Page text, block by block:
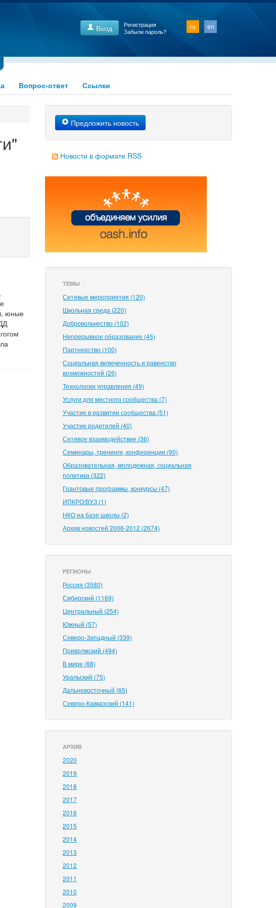
ru en
Вход
Регистрация
Забыли пароль?
Вопрос-ответ Ссылки
юные
Предложить новость
Новости в формате RSS
ТЕМЫ
Сетевые мероприятия (120)
Школьная среда (220)
Добровольчество (102)
Непрерывное образование (45)
Партнерство (100)
Социальная включенность и равенство
возможностей (26)
Технологии управления (49)
Услуги для местного сообщества (7)
Участие в развитии сообщества (51)
Участие родителей (40)
Сетевое взаимодействие (36)
Семинары, тренинги, конференции (90)
Образовательная, молодежная, социальная
политика (322)
Грантовые программы, конкурсы (47)
ИПКРО/ВУЗ (1)
НКО на базе школы (2)
Архив новостей 2006-2012 (2674)
РЕГИОНЫ
Россия (3580)
Сибирский (1169)
Центральный (254)
Южный (57)
Северо-Западный (339)
Приволжский (494)
В мире (88)
Уральский (75)
Дальневосточный (65)
Северо-Кавказский (141)
АРХИВ
2020
2019
2018
2017
2016
2015
2014
2013
2012
2011
2010
2009